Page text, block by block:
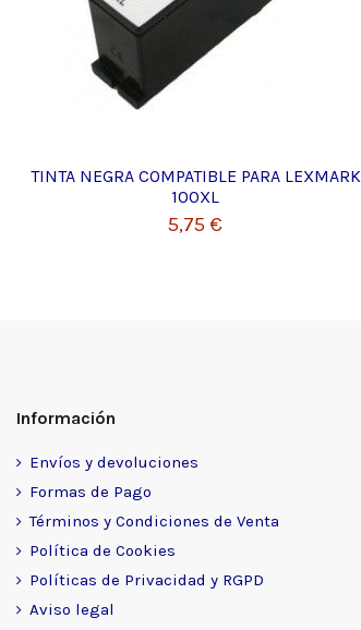
TINTA NEGRA COMPATIBLE PARA LEXMARK
100XL
5,75 €
Información
Envíos y devoluciones
Formas de Pago
Términos y Condiciones de Venta
Política de Cookies
Políticas de Privacidad y RGPD
Aviso legal